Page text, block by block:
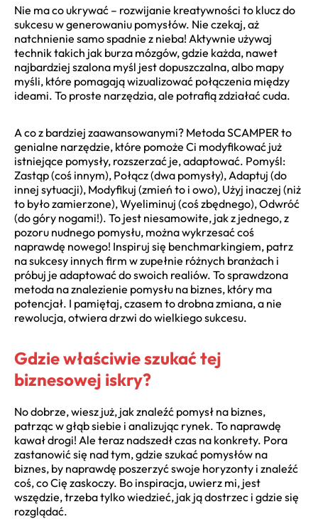
Nie ma co ukrywać – rozwijanie kreatywności to klucz do
sukcesu w generowaniu pomysłów. Nie czekaj, aż
natchnienie samo spadnie z nieba! Aktywnie używaj
technik takich jak burza mózgów, gdzie każda, nawet
najbardziej szalona myśl jest dopuszczalna, albo mapy
myśli, które pomagają wizualizować połączenia między
ideami. To proste narzędzia, ale potrafią zdziałać cuda.
A co z bardziej zaawansowanymi? Metoda SCAMPER to
genialne narzędzie, które pomoże Ci modyfikować już
istniejące pomysły, rozszerzać je, adaptować. Pomyśl:
Zastąp (coś innym), Połącz (dwa pomysły), Adaptuj (do
innej sytuacji), Modyfikuj (zmień to i owo), Użyj inaczej (niż
to było zamierzone), Wyeliminuj (coś zbędnego), Odwróć
(do góry nogami!). To jest niesamowite, jak z jednego, z
pozoru nudnego pomysłu, można wykrzesać coś
naprawdę nowego! Inspiruj się benchmarkingiem, patrz
na sukcesy innych firm w zupełnie różnych branżach i
próbuj je adaptować do swoich realiów. To sprawdzona
metoda na znalezienie pomysłu na biznes, który ma
potencjał. I pamiętaj, czasem to drobna zmiana, a nie
rewolucja, otwiera drzwi do wielkiego sukcesu.
Gdzie właściwie szukać tej
biznesowej iskry?
No dobrze, wiesz już, jak znaleźć pomysł na biznes,
patrząc w głąb siebie i analizując rynek. To naprawdę
kawał drogi! Ale teraz nadszedł czas na konkrety. Pora
zastanowić się nad tym, gdzie szukać pomysłów na
biznes, by naprawdę poszerzyć swoje horyzonty i znaleźć
coś, co Cię zaskoczy. Bo inspiracja, uwierz mi, jest
wszędzie, trzeba tylko wiedzieć, jak ją dostrzec i gdzie się
rozglądać.